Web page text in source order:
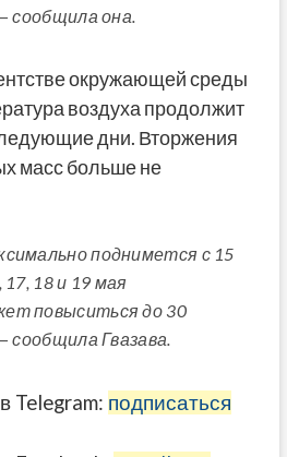
сообщила она.
окружающей среды
воздуха продолжит
дни. Вторжения
масс больше не
поднимется с 15
18 и 19 мая
повыситься до 30
сообщила Гвазава.
Telegram: подписаться